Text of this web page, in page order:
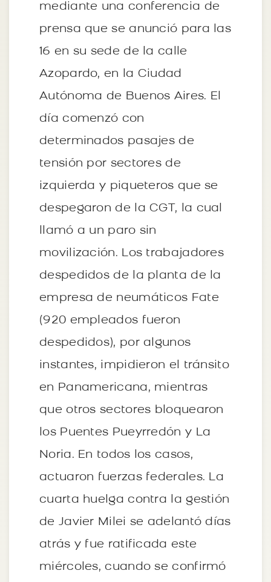
mediante una conferencia de
prensa que se anunció para las
16 en su sede de la calle
Azopardo, en la Ciudad
Autónoma de Buenos Aires. El
día comenzó con
determinados pasajes de
tensión por sectores de
izquierda y piqueteros que se
despegaron de la CGT, la cual
llamó a un paro sin
movilización. Los trabajadores
despedidos de la planta de la
empresa de neumáticos Fate
(920 empleados fueron
despedidos), por algunos
instantes, impidieron el tránsito
en Panamericana, mientras
que otros sectores bloquearon
los Puentes Pueyrredón y La
Noria. En todos los casos,
actuaron fuerzas federales. La
cuarta huelga contra la gestión
de Javier Milei se adelantó días
atrás y fue ratificada este
miércoles, cuando se confirmó